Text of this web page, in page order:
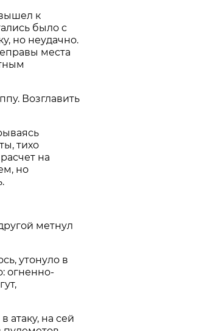
к
было с
но неудачно.
места
Возглавить
тихо
на
но
метнул
утонуло в
огненно-
атаку, на сей